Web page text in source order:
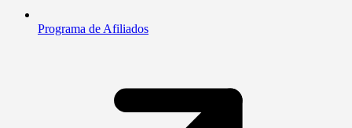
Programa de Afiliados